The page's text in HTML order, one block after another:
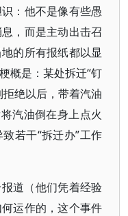
：他不是像有些愚
，而是主动出击召
的所有报纸都以显
概是：某处拆迁“钉
绝以后，带着汽油
汽油倒在身上点火
若干“拆迁办”工作
道（他们凭着经验
运作的，这个事件